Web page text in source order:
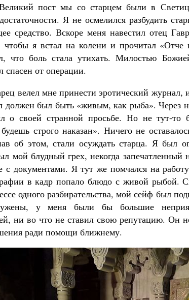
пост мы со старцем были в
Я не осмелился разбудить
средство. Вскоре меня навестил отец
чтобы я встал на колени и прочитал
что боль стала утихать. Милостью
от операции.
велел мне принести эротический журнал,
должен был быть «живым, как рыба». Через
о своей странной просьбе. Но не тут-
строго наказан». Ничего не
об этом, стали осуждать старца. Я был
мой блудный грех, некогда
с документами. Я тут же помчался на
в кадр попало блюдо с живой рыбой.
одного разбирательства, мой сейф был
у меня были бы большие
ни во что не ставил свою репутацию. Он
ради помощи ближнему.